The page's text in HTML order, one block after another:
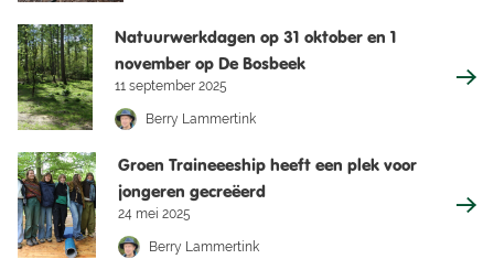
Natuurwerkdagen op 31 oktober en 1
november op De Bosbeek
11 september 2025
Berry Lammertink
Groen Traineeeship heeft een plek voor
jongeren gecreëerd
24 mei 2025
Berry Lammertink